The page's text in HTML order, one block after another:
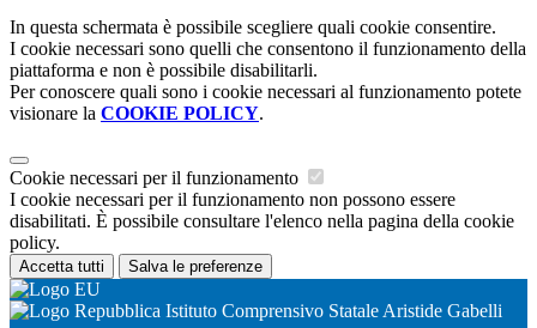
In questa schermata è possibile scegliere quali cookie consentire.
I cookie necessari sono quelli che consentono il funzionamento della
piattaforma e non è possibile disabilitarli.
Per conoscere quali sono i cookie necessari al funzionamento potete
visionare la COOKIE POLICY.
Cookie necessari per il funzionamento
I cookie necessari per il funzionamento non possono essere
disabilitati. È possibile consultare l'elenco nella pagina della cookie
policy.
Accetta tutti Salva le preferenze
Istituto Comprensivo Statale Aristide Gabelli